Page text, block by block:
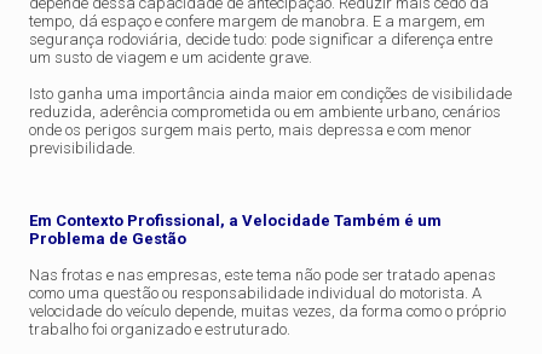
tempo, dá espaço e confere margem de manobra. E a margem, em
segurança rodoviária, decide tudo: pode significar a diferença entre
um susto de viagem e um acidente grave.
Isto ganha uma importância ainda maior em condições de visibilidade
reduzida, aderência comprometida ou em ambiente urbano, cenários
onde os perigos surgem mais perto, mais depressa e com menor
previsibilidade.
Em Contexto Profissional, a Velocidade Também é um
Problema de Gestão
Nas frotas e nas empresas, este tema não pode ser tratado apenas
como uma questão ou responsabilidade individual do motorista. A
velocidade do veículo depende, muitas vezes, da forma como o próprio
trabalho foi organizado e estruturado.